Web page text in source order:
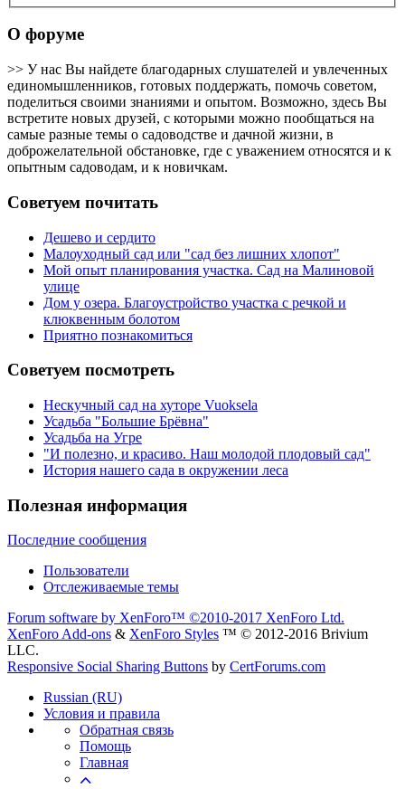
О форуме
>> У нас Вы найдете благодарных слушателей и увлеченных
единомышленников, готовых поддержать, помочь советом,
поделиться своими знаниями и опытом. Возможно, здесь Вы
встретите новых друзей, с которыми можно пообщаться на
самые разные темы о садоводстве и дачной жизни, в
доброжелательной обстановке, где с уважением относятся и к
опытным садоводам, и к новичкам.
Советуем почитать
Дешево и сердито
Малоуходный сад или "сад без лишних хлопот"
Мой опыт планирования участка. Сад на Малиновой
улице
Дом у озера. Благоустройство участка с речкой и
клюквенным болотом
Приятно познакомиться
Советуем посмотреть
Нескучный сад на хуторе Vuoksela
Усадьба "Большие Брёвна"
Усадьба на Угре
"И полезно, и красиво. Наш молодой плодовый сад"
История нашего сада в окружении леса
Полезная информация
Последние сообщения
Пользователи
Отслеживаемые темы
Forum software by XenForo™ ©2010-2017 XenForo Ltd.
XenForo Add-ons & XenForo Styles ™ © 2012-2016 Brivium
LLC.
Responsive Social Sharing Buttons by CertForums.com
Russian (RU)
Условия и правила
Обратная связь
Помощь
Главная